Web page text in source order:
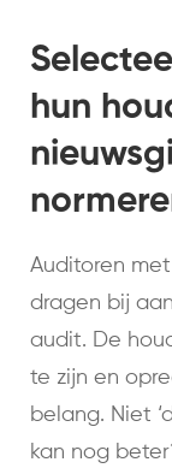
hun
Auditoren
dragen bij
audit. De
te zijn en
belang. Niet
kan nog